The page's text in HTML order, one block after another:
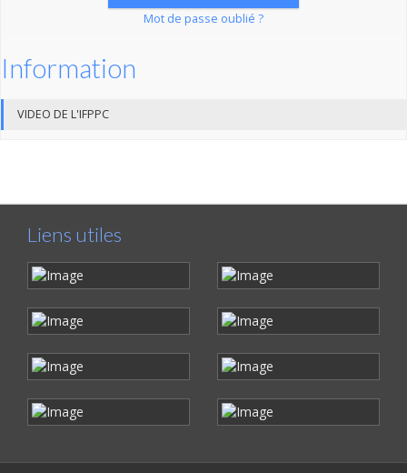
Mot de passe oublié ?
Information
VIDEO DE L'IFPPC
Liens utiles